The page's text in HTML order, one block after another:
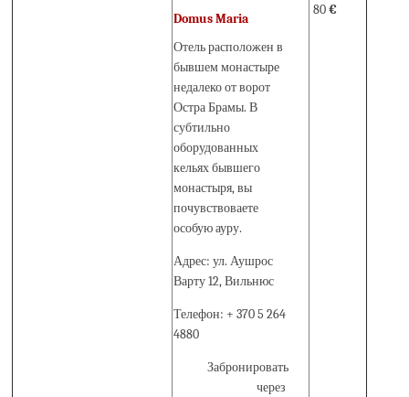
Domus Maria
Отель расположен в
бывшем монастыре
недалеко от ворот
Остра Брамы. В
субтильно
оборудованных
кельях бывшего
монастыря, вы
почувствоваете
особую ауру.
Адрес: ул. Аушрос
Варту 12, Вильнюс
Телефон: + 370 5 264
4880
Забронировать
через
80€